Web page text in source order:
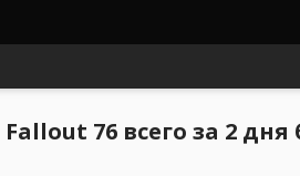
76 всего за 2